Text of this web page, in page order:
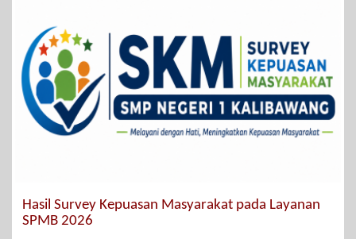
Hasil Survey Kepuasan Masyarakat pada Layanan
SPMB 2026